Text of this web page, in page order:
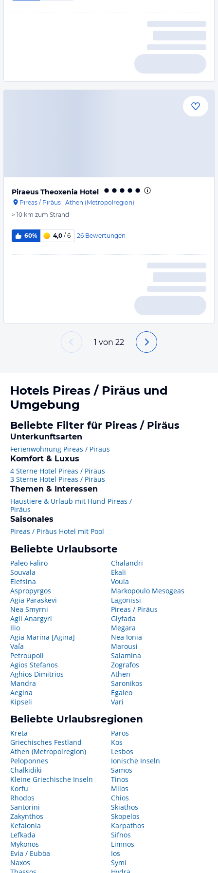
Piraeus Theoxenia Hotel
Pireas / Piräus · Athen (Metropolregion)
> 10 km zum Strand
60% 4,0 / 6 26 Bewertungen
1 von 22
Hotels Pireas / Piräus und
Umgebung
Beliebte Filter für Pireas / Piräus
Unterkunftsarten
Ferienwohnung Pireas / Piräus
Komfort & Luxus
4 Sterne Hotel Pireas / Piräus
3 Sterne Hotel Pireas / Piräus
Themen & Interessen
Haustiere & Urlaub mit Hund Pireas /
Piräus
Saisonales
Pireas / Piräus Hotel mit Pool
Beliebte Urlaubsorte
Paleo Faliro
Souvala
Elefsina
Aspropyrgos
Agia Paraskevi
Nea Smyrni
Agii Anargyri
Ilio
Agia Marina [Ägina]
Vaḯa
Petroupoli
Agios Stefanos
Aghios Dimitrios
Mandra
Aegina
Kipseli
Chalandri
Ekali
Voula
Markopoulo Mesogeas
Lagonissi
Pireas / Piräus
Glyfada
Megara
Nea Ionia
Marousi
Salamina
Zografos
Athen
Saronikos
Egaleo
Vari
Beliebte Urlaubsregionen
Kreta
Griechisches Festland
Athen (Metropolregion)
Peloponnes
Chalkidiki
Kleine Griechische Inseln
Korfu
Rhodos
Santorini
Zakynthos
Kefalonia
Lefkada
Mykonos
Evia / Euböa
Naxos
Paros
Kos
Lesbos
Ionische Inseln
Samos
Tinos
Milos
Chios
Skiathos
Skopelos
Karpathos
Sifnos
Limnos
Ios
Symi